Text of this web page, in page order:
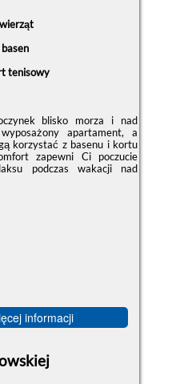
tenisowy
blisko morza i nad
apartament, a
korzystać z basenu i kortu
zapewni Ci poczucie
podczas wakacji nad
informacji